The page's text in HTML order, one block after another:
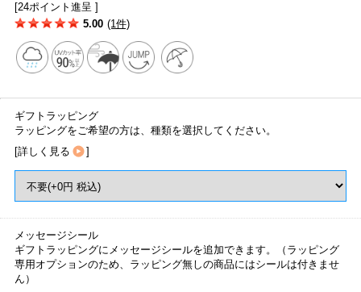
[24ポイント進呈 ]
5.00 (1件)
ギフトラッピング
ラッピングをご希望の方は、種類を選択してください。
[詳しく見る ]
メッセージシール
ギフトラッピングにメッセージシールを追加できます。（ラッピング
専用オプションのため、ラッピング無しの商品にはシールは付きませ
ん）